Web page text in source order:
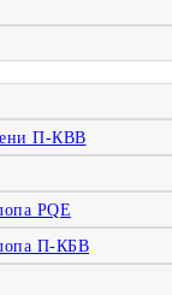
П-КВВ
PQE
П-КБВ